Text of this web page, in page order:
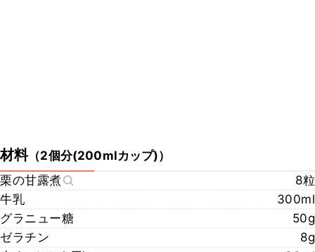
材料（2個分(200mlカップ)）
栗の甘露煮
8粒
牛乳
300ml
グラニュー糖
50g
ゼラチン
8g